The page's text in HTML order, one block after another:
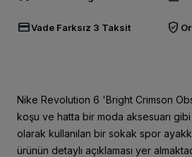
credit_cardVade Farksız 3 Taksit verified_user
Nike Revolution 6 'Bright Crimson
koşu ve hatta bir moda aksesuarı
olarak kullanılan bir sokak spor
ürünün detaylı açıklaması yer